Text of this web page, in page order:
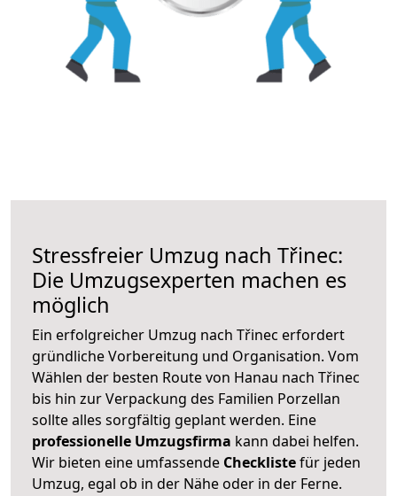
Stressfreier Umzug nach Třinec:
Die Umzugsexperten machen es
möglich
Ein erfolgreicher Umzug nach Třinec erfordert
gründliche Vorbereitung und Organisation. Vom
Wählen der besten Route von Hanau nach Třinec
bis hin zur Verpackung des Familien Porzellan
sollte alles sorgfältig geplant werden. Eine
professionelle Umzugsfirma kann dabei helfen.
Wir bieten eine umfassende Checklistefür jeden
Umzug, egal ob in der Nähe oder in der Ferne.